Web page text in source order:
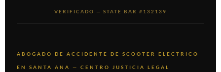
VERIFICADO — STATE BAR #132139
ABOGADO DE ACCIDENTE DE SCOOTER ELÉCTRICO
EN SANTA ANA — CENTRO JUSTICIA LEGAL